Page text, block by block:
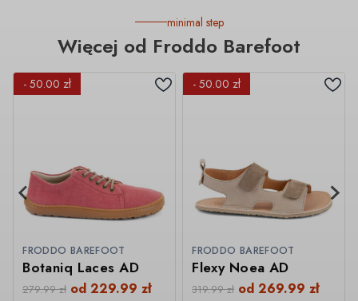
minimal step
Więcej od Froddo Barefoot
- 50.00 zł
FRODDO BAREFOOT
Botaniq Laces AD
279.99zł od229.99zł
- 50.00 zł
FRODDO BAREFOOT
Flexy Noea AD
319.99zł od269.99zł